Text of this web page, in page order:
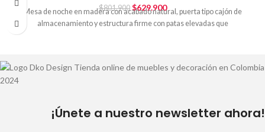
$801.900 $629.900
Mesa de noche en madera con acabado natural, puerta tipo cajón de
almacenamiento y estructura firme con patas elevadas que
¡Únete a nuestro newsletter ahora!